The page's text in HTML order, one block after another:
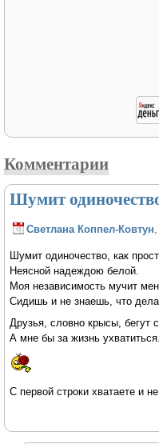
Комментарии
Шумит
Светлана Коппел-Ковтун
Шумит одиночество, как
Неясной надеждою белой.
Моя независимость мучит
Сидишь и не знаешь, что
Друзья, словно крысы, бегут с
А мне бы за жизнь ухватиться.
С первой строки хватаете и